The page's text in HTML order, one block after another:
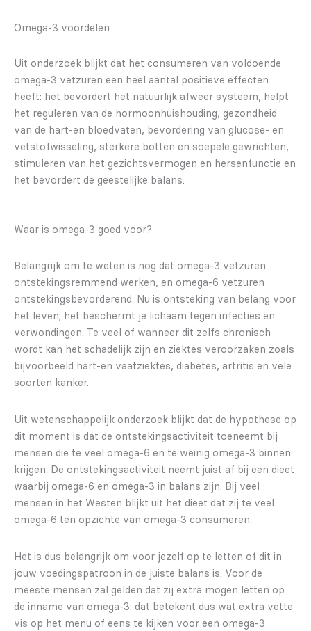
Omega-3 voordelen
Uit onderzoek blijkt dat het consumeren van voldoende
omega-3 vetzuren een heel aantal positieve effecten
heeft: het bevordert het natuurlijk afweer systeem, helpt
het reguleren van de hormoonhuishouding, gezondheid
van de hart-en bloedvaten, bevordering van glucose- en
vetstofwisseling, sterkere botten en soepele gewrichten,
stimuleren van het gezichtsvermogen en hersenfunctie en
het bevordert de geestelijke balans.
Waar is omega-3 goed voor?
Belangrijk om te weten is nog dat omega-3 vetzuren
ontstekingsremmend werken, en omega-6 vetzuren
ontstekingsbevorderend. Nu is ontsteking van belang voor
het leven; het beschermt je lichaam tegen infecties en
verwondingen. Te veel of wanneer dit zelfs chronisch
wordt kan het schadelijk zijn en ziektes veroorzaken zoals
bijvoorbeeld hart-en vaatziektes, diabetes, artritis en vele
soorten kanker.
Uit wetenschappelijk onderzoek blijkt dat de hypothese op
dit moment is dat de ontstekingsactiviteit toeneemt bij
mensen die te veel omega-6 en te weinig omega-3 binnen
krijgen. De ontstekingsactiviteit neemt juist af bij een dieet
waarbij omega-6 en omega-3 in balans zijn. Bij veel
mensen in het Westen blijkt uit het dieet dat zij te veel
omega-6 ten opzichte van omega-3 consumeren.
Het is dus belangrijk om voor jezelf op te letten of dit in
jouw voedingspatroon in de juiste balans is. Voor de
meeste mensen zal gelden dat zij extra mogen letten op
de inname van omega-3: dat betekent dus wat extra vette
vis op het menu of eens te kijken voor een omega-3